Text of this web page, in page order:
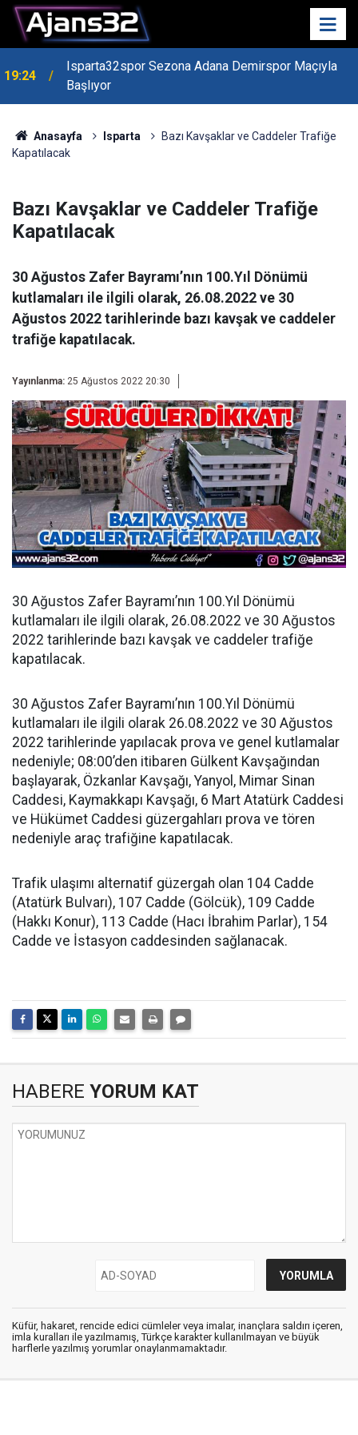
19:24
Isparta32spor Sezona Adana Demirspor Maçıyla
Başlıyor
Isparta Kredi Batağında
Anasayfa Isparta
Bazı Kavşaklar ve Caddeler Trafiğe
Kapatılacak
Bazı Kavşaklar ve Caddeler Trafiğe
Kapatılacak
30 Ağustos Zafer Bayramı’nın 100.Yıl Dönümü
kutlamaları ile ilgili olarak, 26.08.2022 ve 30
Ağustos 2022 tarihlerinde bazı kavşak ve caddeler
trafiğe kapatılacak.
Yayınlanma: 25 Ağustos 2022 20:30
30 Ağustos Zafer Bayramı’nın 100.Yıl Dönümü
kutlamaları ile ilgili olarak, 26.08.2022 ve 30 Ağustos
2022 tarihlerinde bazı kavşak ve caddeler trafiğe
kapatılacak.
30 Ağustos Zafer Bayramı’nın 100.Yıl Dönümü
kutlamaları ile ilgili olarak 26.08.2022 ve 30 Ağustos
2022 tarihlerinde yapılacak prova ve genel kutlamalar
nedeniyle; 08:00’den itibaren Gülkent Kavşağından
başlayarak, Özkanlar Kavşağı, Yanyol, Mimar Sinan
Caddesi, Kaymakkapı Kavşağı, 6 Mart Atatürk Caddesi
ve Hükümet Caddesi güzergahları prova ve tören
nedeniyle araç trafiğine kapatılacak.
Trafik ulaşımı alternatif güzergah olan 104 Cadde
(Atatürk Bulvarı), 107 Cadde (Gölcük), 109 Cadde
(Hakkı Konur), 113 Cadde (Hacı İbrahim Parlar), 154
Cadde ve İstasyon caddesinden sağlanacak.
HABERE YORUM KAT
Küfür, hakaret, rencide edici cümleler veya imalar, inançlara saldırı içeren,
imla kuralları ile yazılmamış, Türkçe karakter kullanılmayan ve büyük
harflerle yazılmış yorumlar onaylanmamaktadır.